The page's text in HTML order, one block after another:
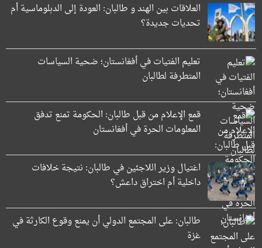
العلاقات بين الهند و طالبان: العودة إلى الدبلوماسية أم
تحديات جديدة؟
تعليم الفتيات في أفغانستان؛ ضحية السياسات
المتطرفة لطالبان
قمع الإعلام من قبل طالبان: الحكومة تمنع تدفق
المعلومات الحرة في أفغانستان
اغتيال وزير اللاجئين في طالبان: نتيجة خلافات
داخلية أم اختراق داعش؟
طالبان: على المجتمع الدولي أن يمنع وقوع الكارثة في
غزة